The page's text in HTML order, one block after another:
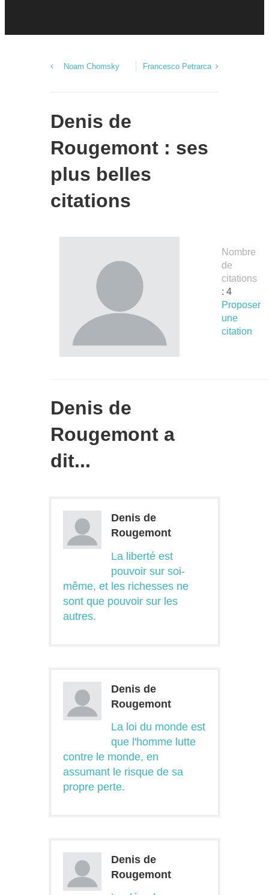
Noam Chomsky Francesco Petrarca
Denis de
Rougemont : ses
plus belles
citations
Nombre
de
citations
: 4
Proposer
une
citation
Denis de
Rougemont a
dit...
Denis de
Rougemont
La liberté est
pouvoir sur soi-
même, et les richesses ne
sont que pouvoir sur les
autres.
Denis de
Rougemont
La loi du monde est
que l'homme lutte
contre le monde, en
assumant le risque de sa
propre perte.
Denis de
Rougemont